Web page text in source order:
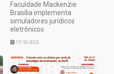
Faculdade Mackenzie
Brasília implementa
simuladores jurídicos
eletrônicos
17/10/2022